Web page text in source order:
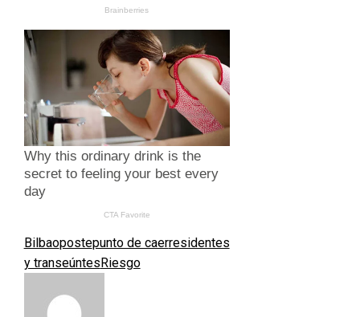
Bilbaopostepunto de caerresidentes
y transeúntesRiesgo